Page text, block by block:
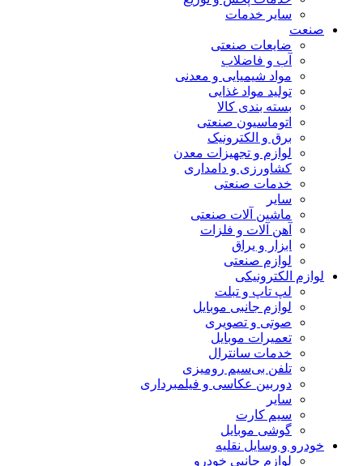
سایر خدمات
صنعت
ضایعات صنعتی
آب و فاضلاب
مواد شیمیایی و معدنی
تولید مواد غذایی
بسته بندی کالا
اتوماسیون صنعتی
برق و الکترونیک
لوازم و تجهیزات معدن
کشاورزی و دامداری
خدمات صنعتی
سایر
ماشین آلات صنعتی
آهن آلات و فلزات
ابزار و یراق
لوازم صنعتی
لوازم الکترونیکی
لپ تاپ و تبلت
لوازم جانبی موبایل
صوتی و تصویری
تعمیرات موبایل
خدمات سانترال
تلفن بی‌سیم رومیزی
دوربین عکاسی و فیلمبرداری
سایر
سیم کارت
گوشی موبایل
خودرو و وسایل نقلیه
لوازم جانبی خودرو